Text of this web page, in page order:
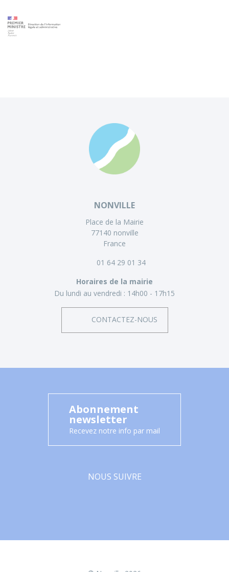
NONVILLE
Place de la Mairie
77140 nonville
France
01 64 29 01 34
Horaires de la mairie
Du lundi au vendredi : 14h00 - 17h15
CONTACTEZ-NOUS
Abonnement
newsletter
Recevez notre info par mail
NOUS SUIVRE